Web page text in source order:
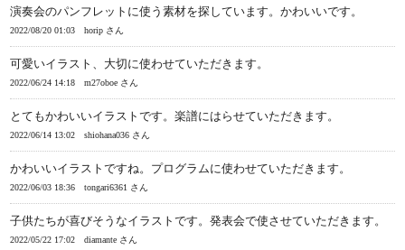
演奏会のパンフレットに使う素材を探しています。かわいいです。
2022/08/20 01:03 horip さん
可愛いイラスト、大切に使わせていただきます。
2022/06/24 14:18 m27oboe さん
とてもかわいいイラストです。楽譜にはらせていただきます。
2022/06/14 13:02 shiohana036 さん
かわいいイラストですね。プログラムに使わせていただきます。
2022/06/03 18:36 tongari6361 さん
子供たちが喜びそうなイラストです。発表会で使させていただきます。
2022/05/22 17:02 diamante さん